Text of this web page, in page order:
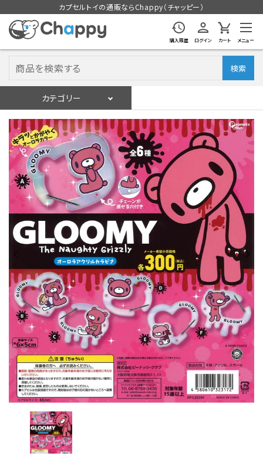
カプセルトイの通販ならChappy（チャッピー）
購入履歴 ログイン カート メニュー
検索
カテゴリー
ログイン 会員登録
入荷スケジュールをチェック
カプセルトイマシン本体
カプセルトイ
販促用空カプセル
レンタル
景品・玩具・文具
販促用カプセルトイ
よくあるご質問